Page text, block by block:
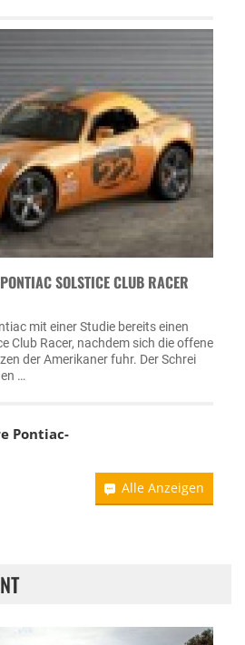
SOLSTICE CLUB RACER
mit einer Studie bereits einen
Club Racer, nachdem sich die offene
der Amerikaner fuhr. Der Schrei
…
Pontiac-
Alle Anzeigen